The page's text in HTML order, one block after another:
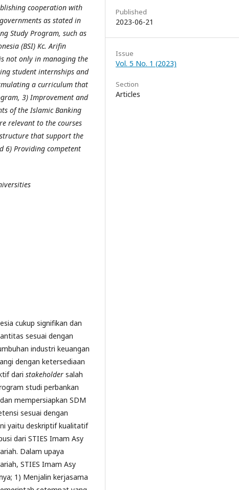
cooperation with
as stated in
Study Program, such as
(BSI) Kc. Arifin
not only in managing the
student internships and
a curriculum that
3) Improvement and
of the Islamic Banking
relevant to the courses
that support the
6) Providing competent
cukup signifikan dan
sesuai dengan
industri keuangan
dengan ketersediaan
dari stakeholder salah
studi perbankan
mempersiapkan SDM
sesuai dengan
yaitu deskriptif kualitatif
dari STIES Imam Asy
Dalam upaya
STIES Imam Asy
1) Menjalin kerjasama
Published
2023-06-21
Issue
Vol. 5 No. 1 (2023)
Section
Articles